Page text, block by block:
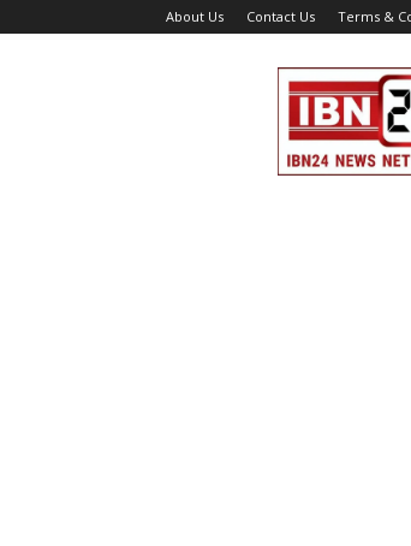
About Us Contact Us Terms &
IBN
24
News